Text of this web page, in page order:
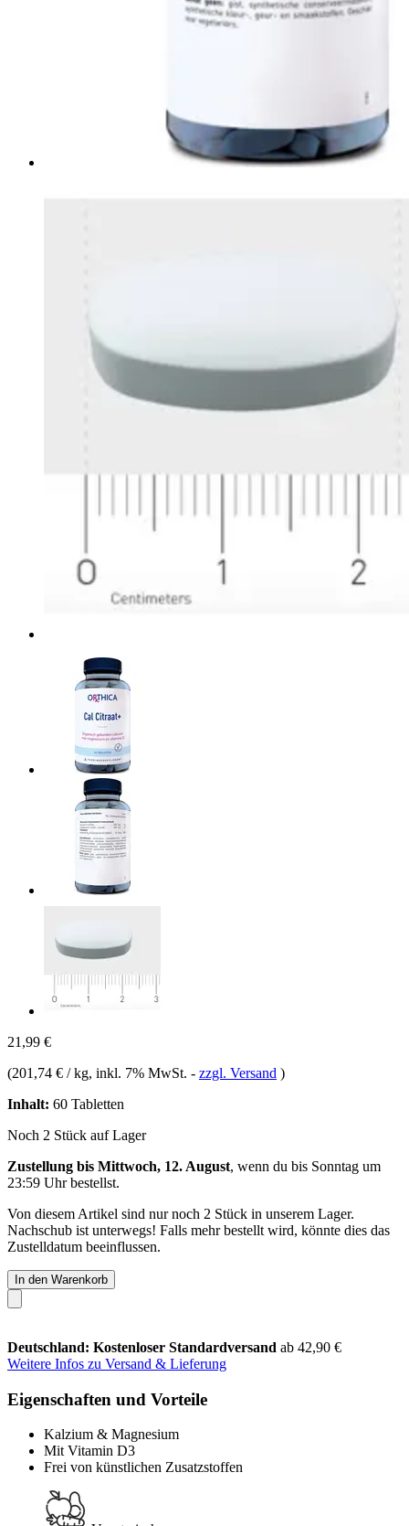
21,99 €
(201,74 € / kg, inkl. 7% MwSt. - zzgl. Versand )
Inhalt: 60 Tabletten
Noch 2 Stück auf Lager
Zustellung bis Mittwoch, 12. August, wenn du bis Sonntag um
23:59 Uhrbestellst.
Von diesem Artikel sind nur noch 2 Stück in unserem Lager.
Nachschub ist unterwegs! Falls mehr bestellt wird, könnte dies das
Zustelldatum beeinflussen.
In den Warenkorb
Deutschland: Kostenloser Standardversand ab 42,90 €
Weitere Infos zu Versand & Lieferung
Eigenschaften und Vorteile
Kalzium & Magnesium
Mit Vitamin D3
Frei von künstlichen Zusatzstoffen